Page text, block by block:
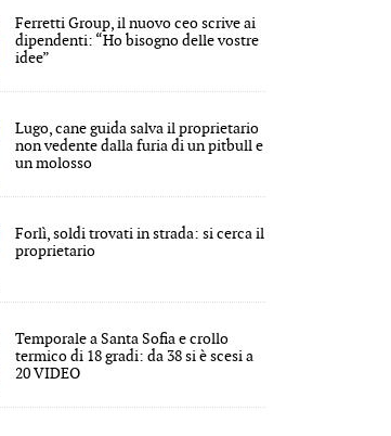
Ferretti Group, il nuovo ceo scrive ai
dipendenti: “Ho bisogno delle vostre
idee”
Lugo, cane guida salva il proprietario
non vedente dalla furia di un pitbull e
un molosso
Forlì, soldi trovati in strada: si cerca il
proprietario
Temporale a Santa Sofia e crollo
termico di 18 gradi: da 38 si è scesi a
20 VIDEO